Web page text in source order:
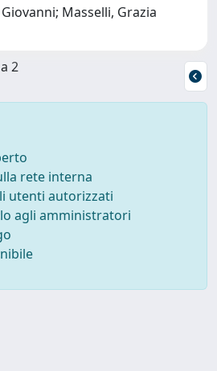
Masselli, Grazia
2
rete interna
utenti autorizzati
agli amministratori